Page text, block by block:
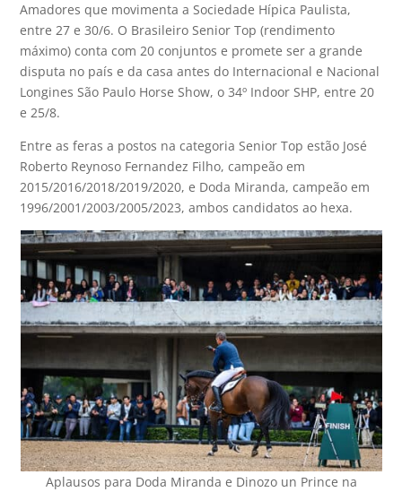
Amadores que movimenta a Sociedade Hípica Paulista,
entre 27 e 30/6. O Brasileiro Senior Top (rendimento
máximo) conta com 20 conjuntos e promete ser a grande
disputa no país e da casa antes do Internacional e Nacional
Longines São Paulo Horse Show, o 34º Indoor SHP, entre 20
e 25/8.
Entre as feras a postos na categoria Senior Top estão José
Roberto Reynoso Fernandez Filho, campeão em
2015/2016/2018/2019/2020, e Doda Miranda, campeão em
1996/2001/2003/2005/2023, ambos candidatos ao hexa.
Aplausos para Doda Miranda e Dinozo un Prince na